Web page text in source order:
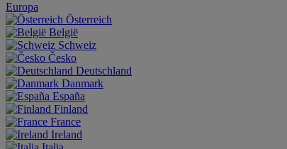
Europa
Österreich
België
Schweiz
Česko
Deutschland
Danmark
España
Finland
France
Ireland